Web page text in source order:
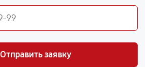
Отправить заявку